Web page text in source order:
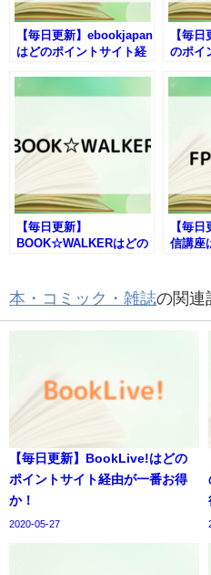
【毎日更新】ebookjapan
はどのポイントサイト経
【毎
のポイ
【毎日更新】
BOOK☆WALKERはどの
【毎
信講座
本・コミック・雑誌の関連
【毎日更新】BookLive!はどの
ポイントサイト経由が一番お得
か！
2020-05-27